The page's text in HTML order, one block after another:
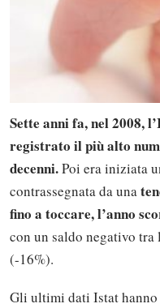
Sette anni fa, nel 2008,
registrato il più alto
decenni.Poi era iniziata
contrassegnata da una
fino a toccare, l’anno
con un saldo negativo
(-16%).
Gli ultimi dati Istat